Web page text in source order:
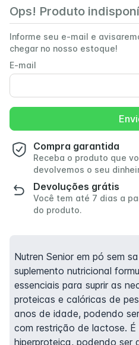
Ops! Produto
Informe seu e-mail e
chegar no nosso estoque!
E-mail
Compra garantida
Receba o produto que
devolvemos o seu
Devoluções grátis
Você tem até 7 dias a
do produto.
Nutren Senior em pó sem
suplemento nutricional
essenciais para suprir as
proteicas e calóricas de
anos de idade, podendo
com restrição de lactose.
hiperproteica, podendo ser